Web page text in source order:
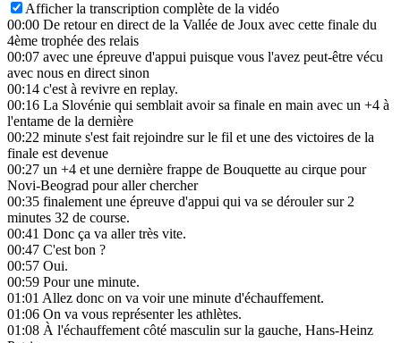
Afficher la transcription complète de la vidéo
00:00 De retour en direct de la Vallée de Joux avec cette finale du
4ème trophée des relais
00:07 avec une épreuve d'appui puisque vous l'avez peut-être vécu
avec nous en direct sinon
00:14 c'est à revivre en replay.
00:16 La Slovénie qui semblait avoir sa finale en main avec un +4 à
l'entame de la dernière
00:22 minute s'est fait rejoindre sur le fil et une des victoires de la
finale est devenue
00:27 un +4 et une dernière frappe de Bouquette au cirque pour
Novi-Beograd pour aller chercher
00:35 finalement une épreuve d'appui qui va se dérouler sur 2
minutes 32 de course.
00:41 Donc ça va aller très vite.
00:47 C'est bon ?
00:57 Oui.
00:59 Pour une minute.
01:01 Allez donc on va voir une minute d'échauffement.
01:06 On va vous représenter les athlètes.
01:08 À l'échauffement côté masculin sur la gauche, Hans-Heinz